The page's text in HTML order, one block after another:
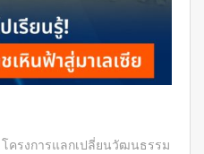
โครงการแลกเปลี่ยนวัฒนธรรม